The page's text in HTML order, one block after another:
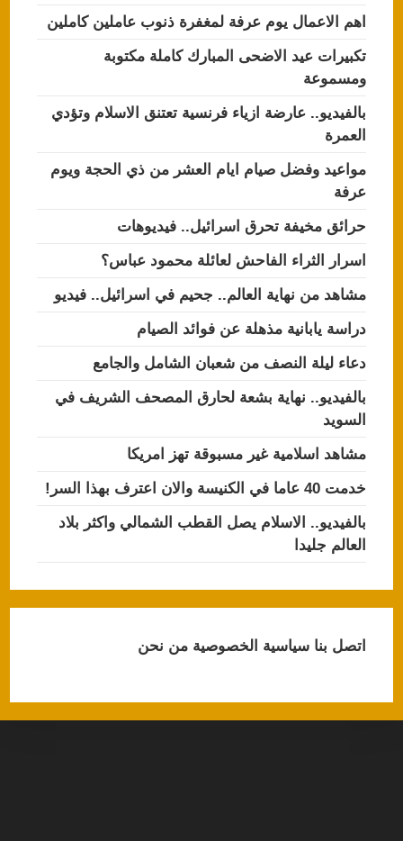
اهم الاعمال يوم عرفة لمغفرة ذنوب عاملين كاملين
تكبيرات عيد الاضحى المبارك كاملة مكتوبة
ومسموعة
بالفيديو.. عارضة ازياء فرنسية تعتنق الاسلام وتؤدي
العمرة
مواعيد وفضل صيام ايام العشر من ذي الحجة ويوم
عرفة
حرائق مخيفة تحرق اسرائيل.. فيديوهات
اسرار الثراء الفاحش لعائلة محمود عباس؟
مشاهد من نهاية العالم.. جحيم في اسرائيل.. فيديو
دراسة يابانية مذهلة عن فوائد الصيام
دعاء ليلة النصف من شعبان الشامل والجامع
بالفيديو.. نهاية بشعة لحارق المصحف الشريف في
السويد
مشاهد اسلامية غير مسبوقة تهز امريكا
خدمت 40 عاما في الكنيسة والان اعترف بهذا السر!
بالفيديو.. الاسلام يصل القطب الشمالي واكثر بلاد
العالم جليدا
اتصل بناسياسية الخصوصيةمن نحن